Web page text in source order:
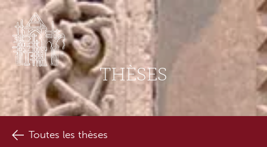
THÈSES
Toutes les thèses